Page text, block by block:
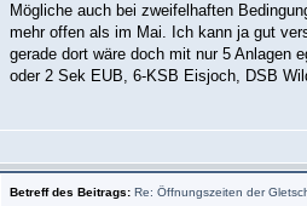
Mögliche auch bei zweifelhaften
mehr offen als im Mai. Ich kann ja gut
gerade dort wäre doch mit nur 5 Anlagen
oder 2 Sek EUB, 6-KSB Eisjoch, DSB
Betreff des Beitrags: Re: Öffnungszeiten der